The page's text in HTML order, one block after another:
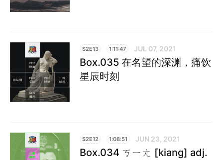
S2E13 1:11:47 JUL 07, 2021
Box.035 在名望的深渊，痛饮
星辰时刻
S2E12 1:08:51 JUN 23, 2021
Box.034 ㄎㄧㄤ [kiang] adj.